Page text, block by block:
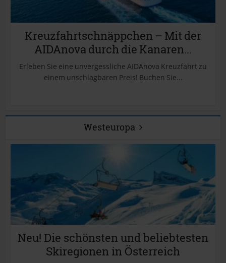
Kreuzfahrtschnäppchen – Mit der
AIDAnova durch die Kanaren...
Erleben Sie eine unvergessliche AIDAnova Kreuzfahrt zu
einem unschlagbaren Preis! Buchen Sie...
Westeuropa
Neu! Die schönsten und beliebtesten
Skiregionen in Österreich